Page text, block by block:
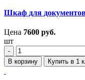
Шкаф для
Цена 7600 руб.
шт
‐
В корзину
Купить в 1